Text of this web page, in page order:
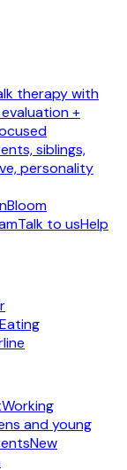
therapy with
+
siblings,
personality
Bloom
Talk to usHelp
Eating
Working
and young
New